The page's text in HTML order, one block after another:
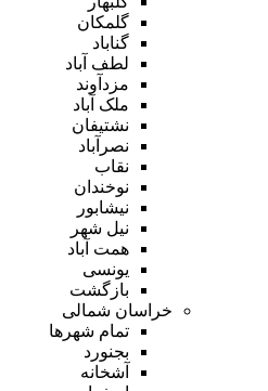
گلمکان
گناباد
لطف آباد
مزدآوند
ملک آباد
نشتیفان
نصرآباد
نقاب
نوخندان
نیشابور
نیل شهر
همت آباد
یونسی
بازگشت
خراسان شمالی
تمام شهر‌ها
بجنورد
آشخانه